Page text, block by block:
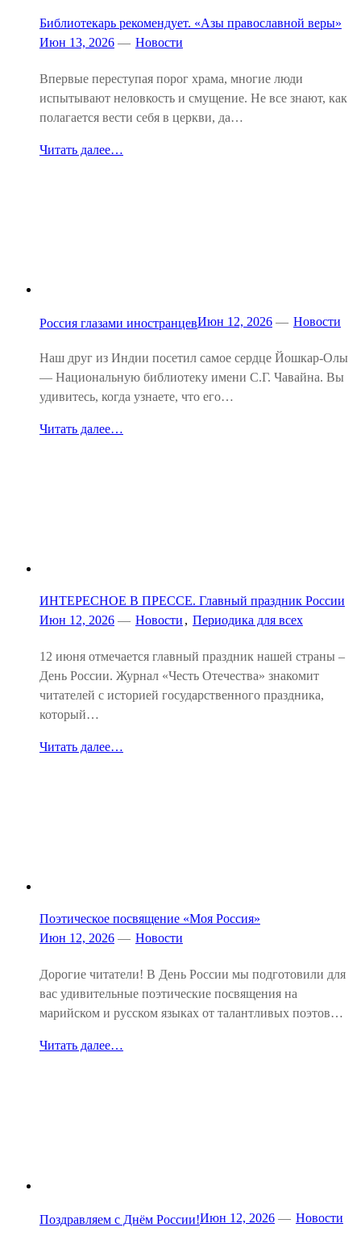
Библиотекарь рекомендует. «Азы православной веры»
Июн 13, 2026 — Новости
Впервые переступая порог храма, многие люди
испытывают неловкость и смущение. Не все знают, как
полагается вести себя в церкви, да…
Читать далее…
Россия глазами иностранцевИюн 12, 2026 — Новости
Наш друг из Индии посетил самое сердце Йошкар-Олы
— Национальную библиотеку имени С.Г. Чавайна. Вы
удивитесь, когда узнаете, что его…
Читать далее…
ИНТЕРЕСНОЕ В ПРЕССЕ. Главный праздник России
Июн 12, 2026 — Новости , Периодика для всех
12 июня отмечается главный праздник нашей страны –
День России. Журнал «Честь Отечества» знакомит
читателей с историей государственного праздника,
который…
Читать далее…
Поэтическое посвящение «Моя Россия»
Июн 12, 2026 — Новости
Дорогие читатели! В День России мы подготовили для
вас удивительные поэтические посвящения на
марийском и русском языках от талантливых поэтов…
Читать далее…
Поздравляем с Днём России!Июн 12, 2026 — Новости